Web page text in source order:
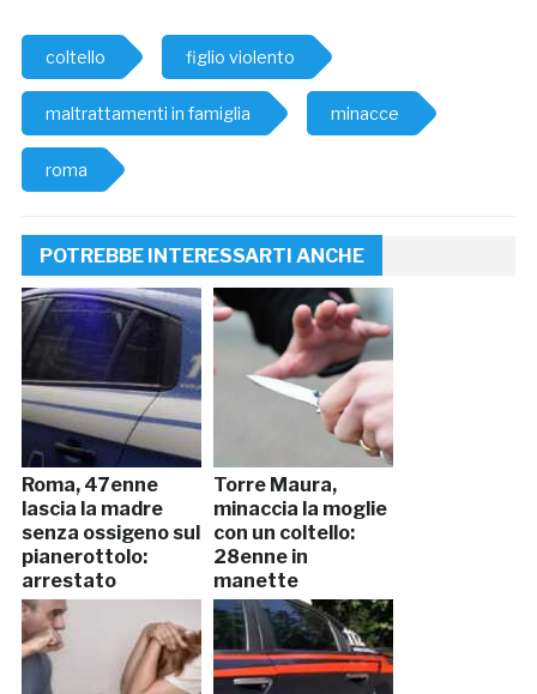
coltello figlio violento
maltrattamenti in famiglia minacce
roma
POTREBBE INTERESSARTI ANCHE
Roma, 47enne
lascia la madre
senza ossigeno sul
pianerottolo:
arrestato
Torre Maura,
minaccia la moglie
con un coltello:
28enne in
manette